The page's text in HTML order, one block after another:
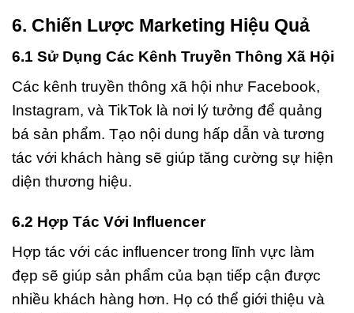
6. Chiến Lược Marketing Hiệu Quả
6.1 Sử Dụng Các Kênh Truyền Thông Xã Hội
Các kênh truyền thông xã hội như Facebook,
Instagram, và TikTok là nơi lý tưởng để quảng
bá sản phẩm. Tạo nội dung hấp dẫn và tương
tác với khách hàng sẽ giúp tăng cường sự hiện
diện thương hiệu.
6.2 Hợp Tác Với Influencer
Hợp tác với các influencer trong lĩnh vực làm
đẹp sẽ giúp sản phẩm của bạn tiếp cận được
nhiều khách hàng hơn. Họ có thể giới thiệu và